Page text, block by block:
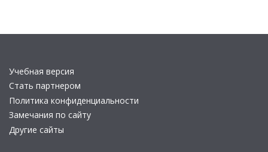
Учебная версия
Стать партнером
Политика конфиденциальности
Замечания по сайту
Другие сайты